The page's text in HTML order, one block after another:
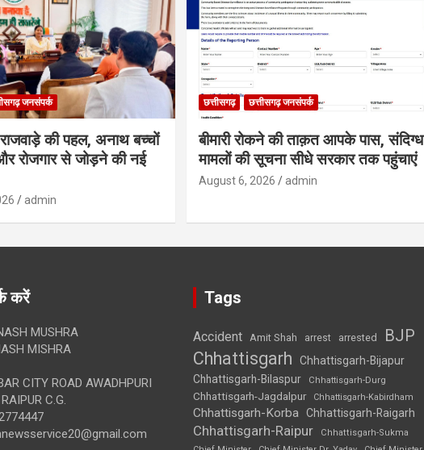
जनसंपर्क
राजवाड़े की पहल, अनाथ बच्चों
रोजगार से जोड़ने की नई
admin
छत्तीसगढ़ छत्तीसगढ़ जनसंपर्क
बीमारी रोकने की ताक़त आपके पास, संदिग्ध
मामलों की सूचना सीधे सरकार तक पहुंचाएं
August 6, 2026 admin
करें
MUSHRA
MISHRA
CITY ROAD AWADHPURI
C.G.
Tags
Accident Amit Shah arrest arrested BJP
Chhattisgarh
Chhattisgarh-Bijapur
Chhattisgarh-Bilaspur
Chhattisgarh-Durg
Chhattisgarh-Jagdalpur Chhattisgarh-Kabirdham
Chhattisgarh-Korba Chhattisgarh-Raigarh
Chhattisgarh-Raipur
Chhattisgarh-Sukma